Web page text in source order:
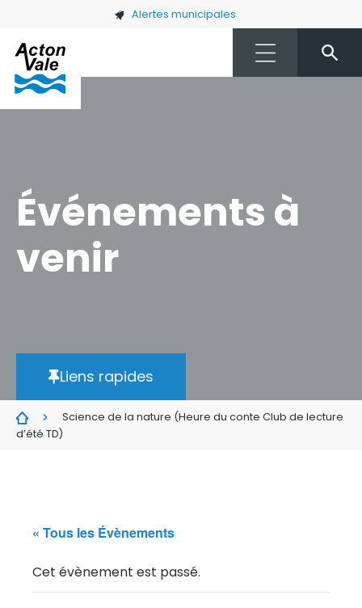
Skip to main content Alertes municipales
Événements à
venir
Liens rapides
Science de la nature (Heure du conte Club de lecture
d’été TD)
« Tous les Évènements
Cet évènement est passé.